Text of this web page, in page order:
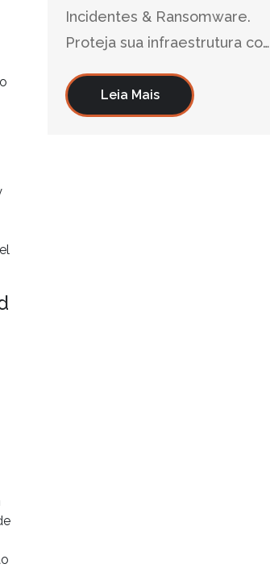
Incidentes & Ransomware.
Proteja sua infraestrutura com
contenção e recuperação da
Auzac Cybersecurity.
Leia Mais